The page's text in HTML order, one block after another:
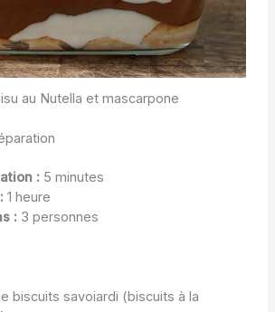
au Nutella et mascarpone
: 5 minutes
1 heure
: 3 personnes
biscuits savoiardi (biscuits à la